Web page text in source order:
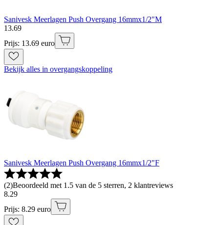
Sanivesk Meerlagen Push Overgang 16mmx1/2"M
13.69
Prijs: 13.69 euro
Bekijk alles in overgangskoppeling
Sanivesk Meerlagen Push Overgang 16mmx1/2"F
(2)Beoordeeld met 1.5 van de 5 sterren, 2 klantreviews
8.29
Prijs: 8.29 euro